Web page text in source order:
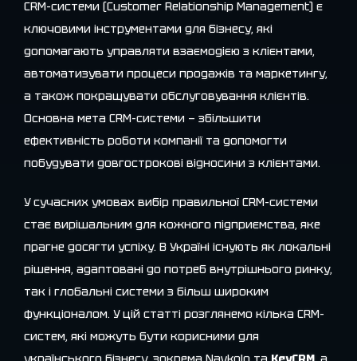
CRM-системи (Customer Relationship Management) є
ключовими інструментами для бізнесу, які
допомагають управляти взаємодією з клієнтами,
автоматизувати процеси продажів та маркетингу,
а також покращувати обслуговування клієнтів.
Основна мета CRM-системи — збільшити
ефективність роботи компанії та допомогти
побудувати довгострокові відносини з клієнтами.
У сучасних умовах вибір правильної CRM-системи
стає вирішальним для кожного підприємства, яке
прагне досягти успіху. В Україні існують як локальні
рішення, адаптовані до потреб внутрішнього ринку,
так і глобальні системи з більш широким
функціоналом. У цій статті розглянемо кілька CRM-
систем, які можуть бути корисними для